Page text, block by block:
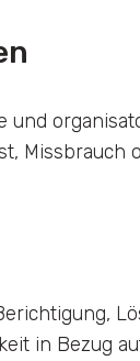
und
Missbrauch
in Bezug